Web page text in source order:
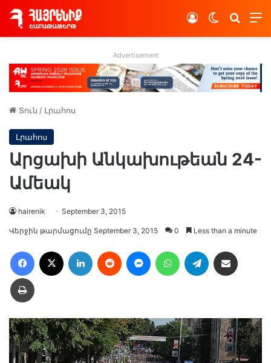
Switch skin
Log In
Advertisement
Տուն / Լրահոս
Լրահոս
Արցախի Անկախութեան 24-
Ամեակ
hairenik September 3, 2015
Վերջին թարմացումը September 3, 2015 0 Less than a minute
Facebook LinkedIn Reddit MessengerWhatsAppTelegram
Տպել